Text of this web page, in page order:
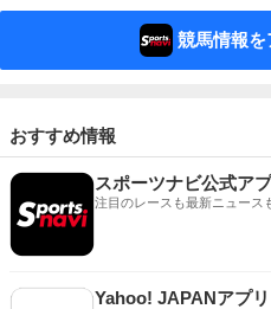
競馬情報を
おすすめ情報
スポーツナビ公式ア
注目のレースも最新ニュース
Yahoo! JAPANアプリ